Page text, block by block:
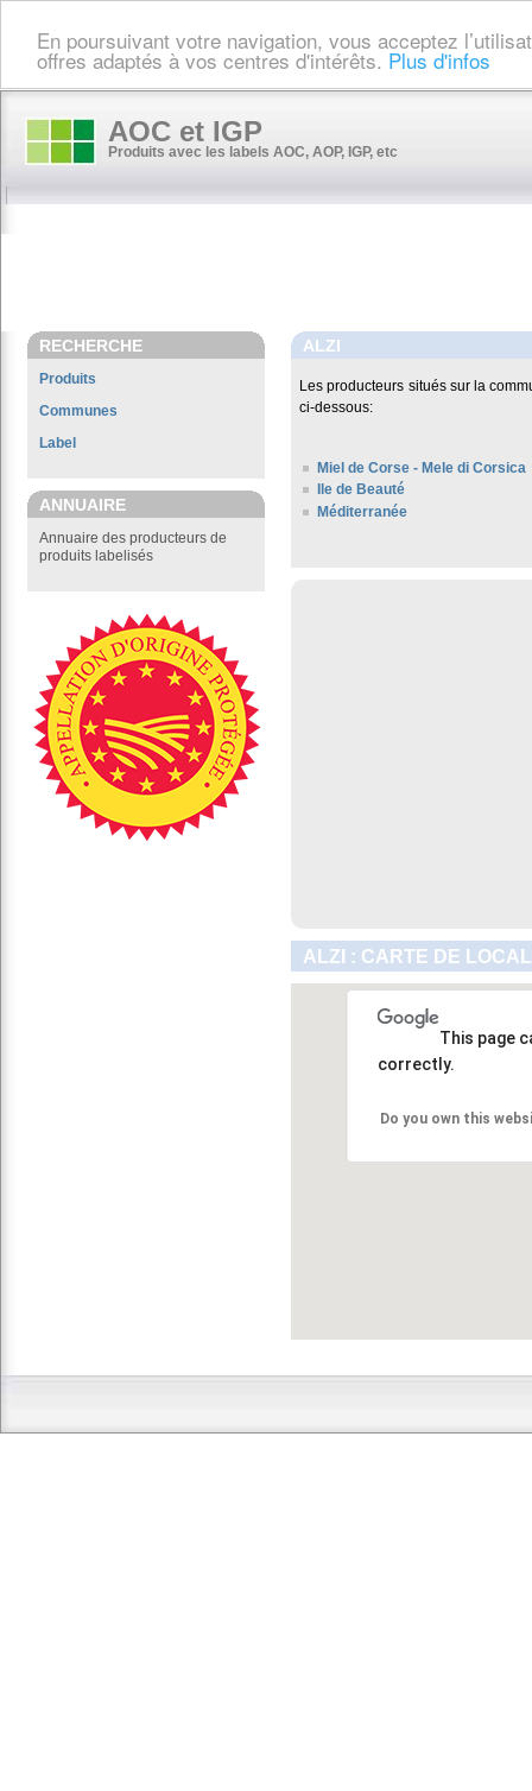
En poursuivant votre navigation, vous acceptez
offres adaptés à vos centres d'intérêts. Plus d'infos
AOC et IGP
Produits avec les labels AOC, AOP, IGP, etc
RECHERCHE
Produits
Communes
Label
ANNUAIRE
Annuaire des producteurs de
produits labelisés
ALZI
Les producteurs situés sur la
ci-dessous:
Miel de Corse - Mele di Corsica
Ile de Beauté
Méditerranée
ALZI : CARTE DE
This page
correctly.
Do you own this